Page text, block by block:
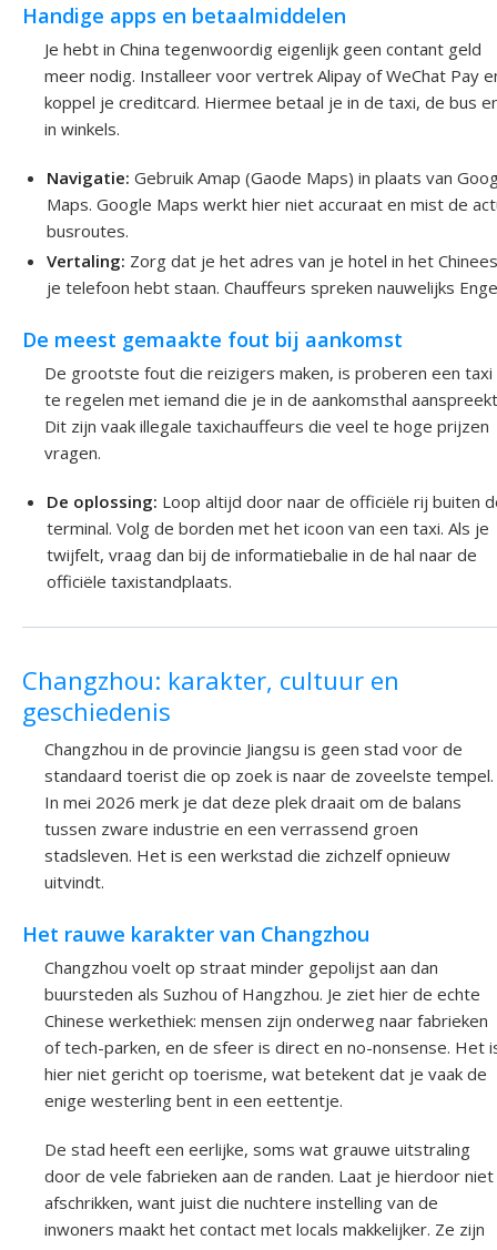
Handige apps en betaalmiddelen
Je hebt in China tegenwoordig eigenlijk geen contant geld
meer nodig. Installeer voor vertrek Alipay of WeChat Pay
koppel je creditcard. Hiermee betaal je in de taxi, de bus
in winkels.
Navigatie: Gebruik Amap (Gaode Maps) in plaats van
Maps. Google Maps werkt hier niet accuraat en mist de
busroutes.
Vertaling: Zorg dat je het adres van je hotel in het
je telefoon hebt staan. Chauffeurs spreken nauwelijks
De meest gemaakte fout bij aankomst
De grootste fout die reizigers maken, is proberen een taxi
te regelen met iemand die je in de aankomsthal
Dit zijn vaak illegale taxichauffeurs die veel te hoge prijzen
vragen.
De oplossing: Loop altijd door naar de officiële rij buiten
terminal. Volg de borden met het icoon van een taxi. Als je
twijfelt, vraag dan bij de informatiebalie in de hal naar de
officiële taxistandplaats.
Changzhou: karakter, cultuur en
geschiedenis
Changzhou in de provincie Jiangsu is geen stad voor de
standaard toerist die op zoek is naar de zoveelste tempel.
In mei 2026 merk je dat deze plek draait om de balans
tussen zware industrie en een verrassend groen
stadsleven. Het is een werkstad die zichzelf opnieuw
uitvindt.
Het rauwe karakter van Changzhou
Changzhou voelt op straat minder gepolijst aan dan
buursteden als Suzhou of Hangzhou. Je ziet hier de echte
Chinese werkethiek: mensen zijn onderweg naar fabrieken
of tech-parken, en de sfeer is direct en no-nonsense. Het
hier niet gericht op toerisme, wat betekent dat je vaak de
enige westerling bent in een eettentje.
De stad heeft een eerlijke, soms wat grauwe uitstraling
door de vele fabrieken aan de randen. Laat je hierdoor niet
afschrikken, want juist die nuchtere instelling van de
inwoners maakt het contact met locals makkelijker. Ze zijn